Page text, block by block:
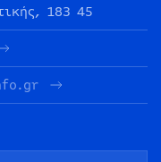
183 45